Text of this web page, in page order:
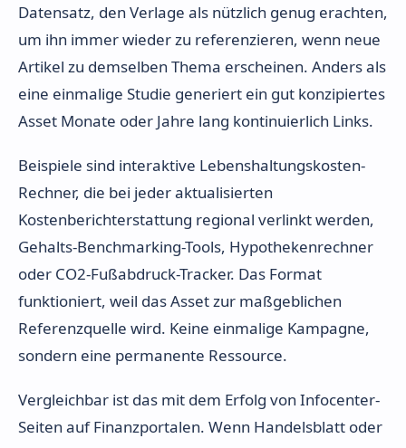
Datensatz, den Verlage als nützlich genug erachten,
um ihn immer wieder zu referenzieren, wenn neue
Artikel zu demselben Thema erscheinen. Anders als
eine einmalige Studie generiert ein gut konzipiertes
Asset Monate oder Jahre lang kontinuierlich Links.
Beispiele sind interaktive Lebenshaltungskosten-
Rechner, die bei jeder aktualisierten
Kostenberichterstattung regional verlinkt werden,
Gehalts-Benchmarking-Tools, Hypothekenrechner
oder CO2-Fußabdruck-Tracker. Das Format
funktioniert, weil das Asset zur maßgeblichen
Referenzquelle wird. Keine einmalige Kampagne,
sondern eine permanente Ressource.
Vergleichbar ist das mit dem Erfolg von Infocenter-
Seiten auf Finanzportalen. Wenn Handelsblatt oder